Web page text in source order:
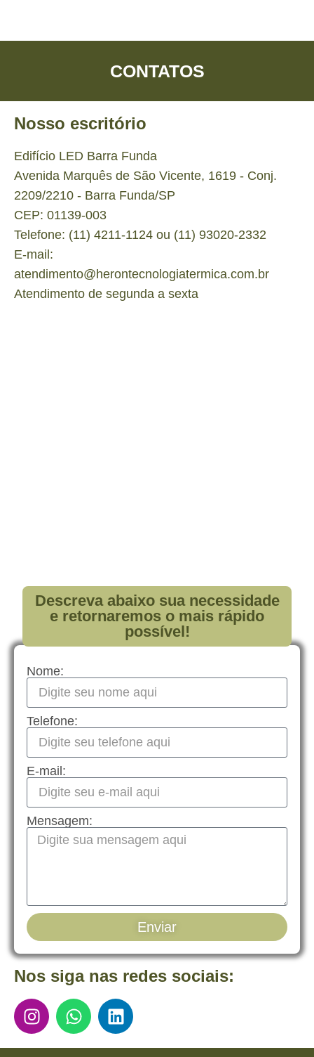
CONTATOS
Nosso escritório
Edifício LED Barra Funda
Avenida Marquês de São Vicente, 1619 - Conj.
2209/2210 - Barra Funda/SP
CEP: 01139-003
Telefone: (11) 4211-1124 ou (11) 93020-2332
E-mail:
atendimento@herontecnologiatermica.com.br
Atendimento de segunda a sexta
Descreva abaixo sua necessidade
e retornaremos o mais rápido
possível!
Nome:
Telefone:
E-mail:
Mensagem:
Enviar
Nos siga nas redes sociais: